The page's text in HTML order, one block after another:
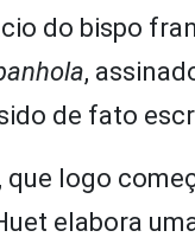
do bispo
,
de fato
que logo
elabora